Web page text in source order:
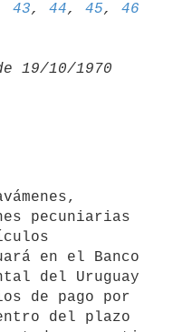
43, 44, 45, 46
pecuniarias
en el Banco
del Uruguay
de pago por
del plazo